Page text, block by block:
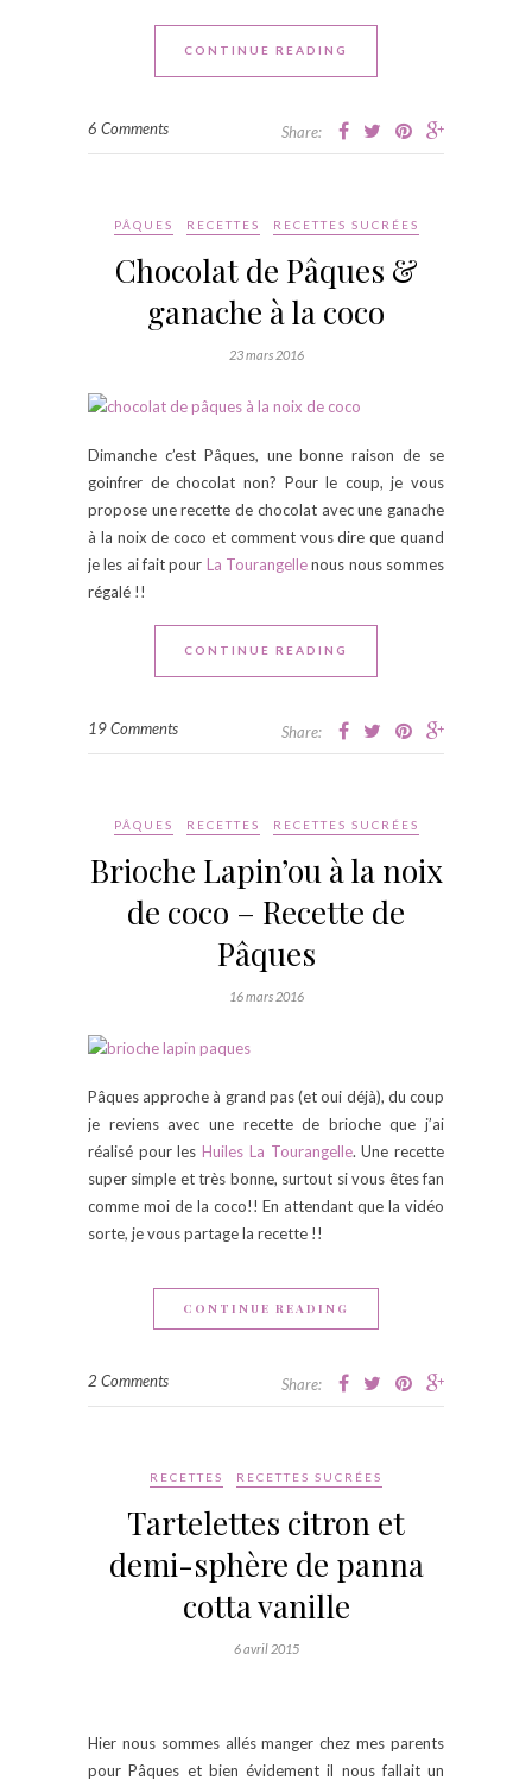
CONTINUE READING
6 Comments Share:
PÂQUES RECETTES RECETTES SUCRÉES
Chocolat de Pâques &
ganache à la coco
23 mars 2016
Dimanche c’est Pâques, une bonne raison de se
goinfrer de chocolat non? Pour le coup, je vous
propose une recette de chocolat avec une ganache
à la noix de coco et comment vous dire que quand
je les ai fait pour La Tourangellenous nous sommes
régalé !!
CONTINUE READING
19 Comments Share:
PÂQUES RECETTES RECETTES SUCRÉES
Brioche Lapin’ou à la noix
de coco – Recette de
Pâques
16 mars 2016
Pâques approche à grand pas (et oui déjà), du coup
je reviens avec une recette de brioche que j’ai
réalisé pour lesHuiles La Tourangelle. Une recette
super simple et très bonne, surtout si vous êtes fan
comme moi de la coco!! En attendant que la vidéo
sorte, je vous partage la recette !!
CONTINUE READING
2 Comments Share:
RECETTES RECETTES SUCRÉES
Tartelettes citron et
demi-sphère de panna
cotta vanille
6 avril 2015
Hier nous sommes allés manger chez mes parents
pour Pâques et bien évidement il nous fallait un